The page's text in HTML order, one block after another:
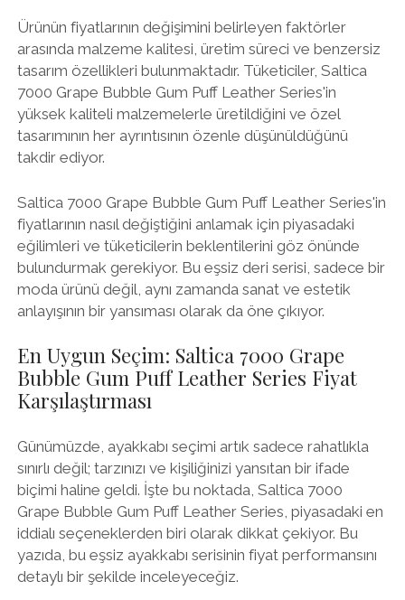
Ürünün fiyatlarının değişimini belirleyen faktörler
arasında malzeme kalitesi, üretim süreci ve benzersiz
tasarım özellikleri bulunmaktadır. Tüketiciler, Saltica
7000 Grape Bubble Gum Puff Leather Series'in
yüksek kaliteli malzemelerle üretildiğini ve özel
tasarımının her ayrıntısının özenle düşünüldüğünü
takdir ediyor.
Saltica 7000 Grape Bubble Gum Puff Leather Series'in
fiyatlarının nasıl değiştiğini anlamak için piyasadaki
eğilimleri ve tüketicilerin beklentilerini göz önünde
bulundurmak gerekiyor. Bu eşsiz deri serisi, sadece bir
moda ürünü değil, aynı zamanda sanat ve estetik
anlayışının bir yansıması olarak da öne çıkıyor.
En Uygun Seçim: Saltica 7000 Grape
Bubble Gum Puff Leather Series Fiyat
Karşılaştırması
Günümüzde, ayakkabı seçimi artık sadece rahatlıkla
sınırlı değil; tarzınızı ve kişiliğinizi yansıtan bir ifade
biçimi haline geldi. İşte bu noktada, Saltica 7000
Grape Bubble Gum Puff Leather Series, piyasadaki en
iddialı seçeneklerden biri olarak dikkat çekiyor. Bu
yazıda, bu eşsiz ayakkabı serisinin fiyat performansını
detaylı bir şekilde inceleyeceğiz.